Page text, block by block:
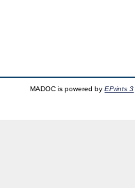
MADOC is powered byEPrints 3